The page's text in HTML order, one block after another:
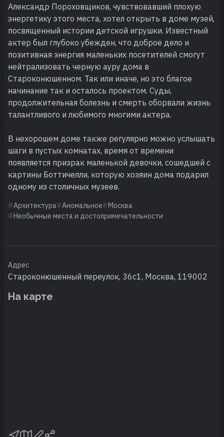
Александр Пороховщиков, чувствовавший плохую
энергетику этого места, хотел открыть в доме музей,
посвященный истории детской игрушки. Известный
актер был глубоко убежден, что доброе дело и
позитивная энергия маленьких посетителей смогут
нейтрализовать черную ауру дома в
Староконюшенном. Так или иначе, но это благое
начинание так и осталось проектом. Суды,
продолжительная болезнь и смерть оборвали жизнь
талантливого и любимого многими актера.
В нехорошем доме также регулярно можно услышать
шаги в пустых комнатах, время от времени
появляется призрак маленькой девочки, сошедшей с
картины Боттичелли, которую хозяин дома подарил
одному из столичных музеев.
Архитектура Аномальное
Москва
Необычные места и достопримечательности
Адрес
Староконюшенный переулок, 36с1, Москва, 119002
На карте